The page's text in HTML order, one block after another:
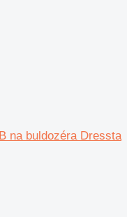
na buldozéra Dressta